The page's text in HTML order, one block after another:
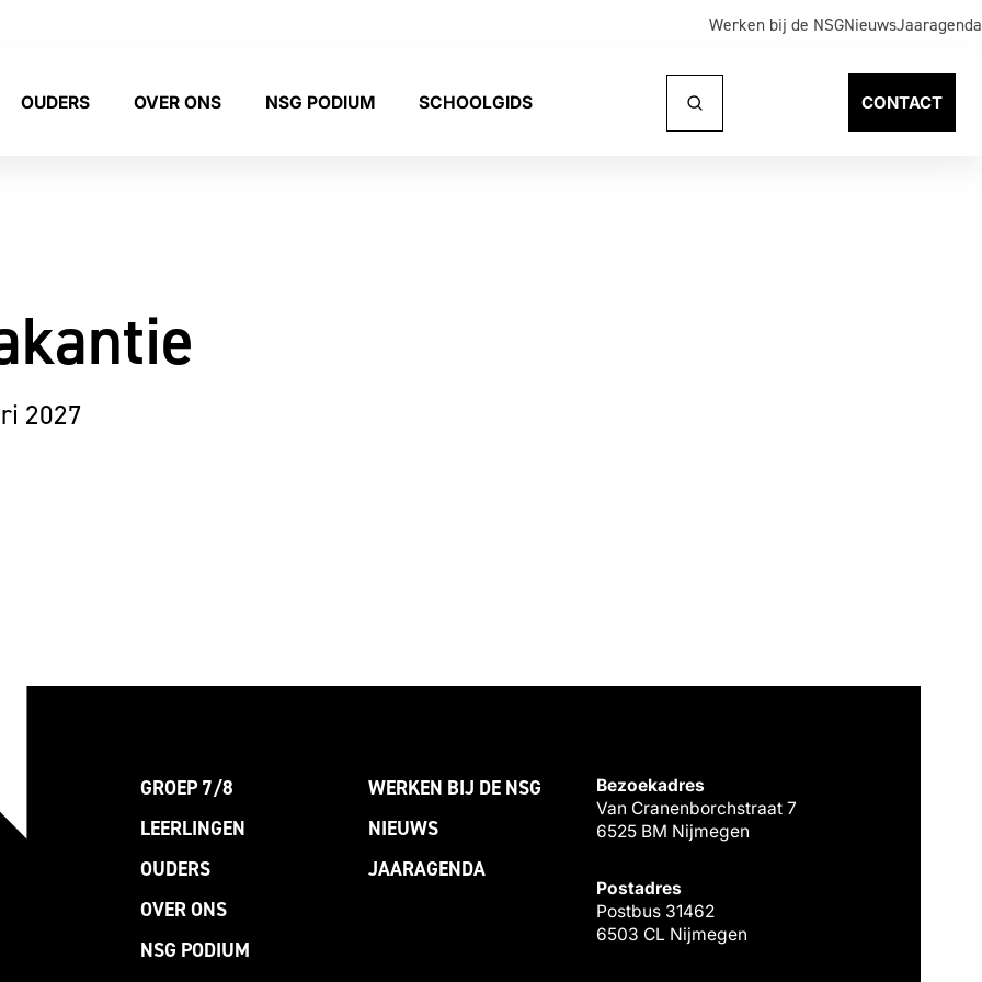
Werken bij de NSGNieuwsJaaragenda
OUDERS OVER ONS NSG PODIUM SCHOOLGIDS
Naar
CONTACT
2027
GROEP 7/8
LEERLINGEN
OUDERS
OVER ONS
NSG PODIUM
WERKEN BIJ DE NSG
NIEUWS
JAARAGENDA
Bezoekadres
Van Cranenborchstraat 7
6525 BM Nijmegen
Postadres
Postbus 31462
6503 CL Nijmegen